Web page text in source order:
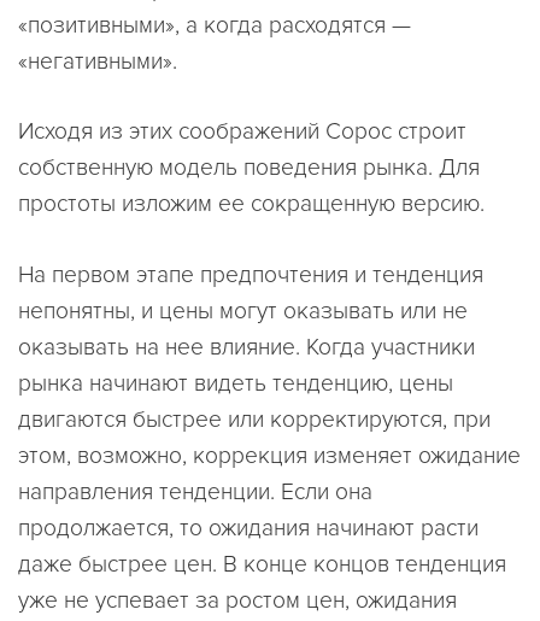
«позитивными», а когда расходятся —
«негативными».
Исходя из этих соображений Сорос строит
собственную модель поведения рынка. Для
простоты изложим ее сокращенную версию.
На первом этапе предпочтения и тенденция
непонятны, и цены могут оказывать или не
оказывать на нее влияние. Когда участники
рынка начинают видеть тенденцию, цены
двигаются быстрее или корректируются, при
этом, возможно, коррекция изменяет ожидание
направления тенденции. Если она
продолжается, то ожидания начинают расти
даже быстрее цен. В конце концов тенденция
уже не успевает за ростом цен, ожидания